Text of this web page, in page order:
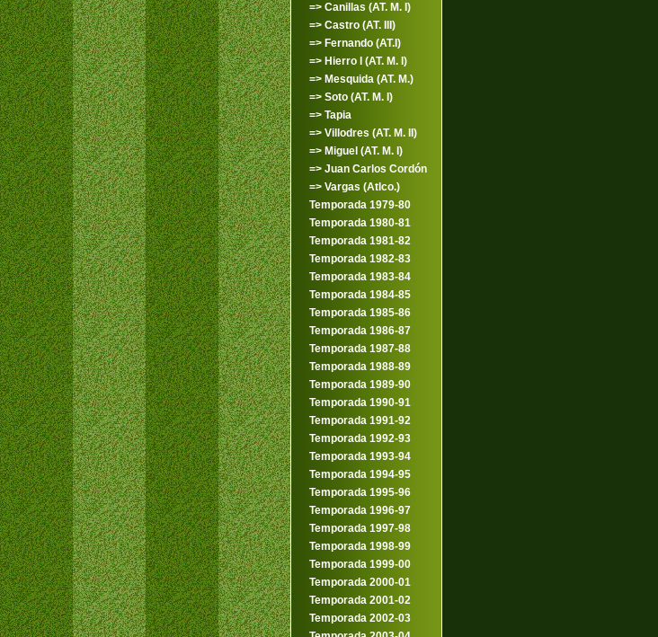
=> Canillas (AT. M. I)
=> Castro (AT. III)
=> Fernando (AT.I)
=> Hierro I (AT. M. I)
=> Mesquida (AT. M.)
=> Soto (AT. M. I)
=> Tapia
=> Villodres (AT. M. II)
=> Miguel (AT. M. I)
=> Juan Carlos Cordón
=> Vargas (Atlco.)
Temporada 1979-80
Temporada 1980-81
Temporada 1981-82
Temporada 1982-83
Temporada 1983-84
Temporada 1984-85
Temporada 1985-86
Temporada 1986-87
Temporada 1987-88
Temporada 1988-89
Temporada 1989-90
Temporada 1990-91
Temporada 1991-92
Temporada 1992-93
Temporada 1993-94
Temporada 1994-95
Temporada 1995-96
Temporada 1996-97
Temporada 1997-98
Temporada 1998-99
Temporada 1999-00
Temporada 2000-01
Temporada 2001-02
Temporada 2002-03